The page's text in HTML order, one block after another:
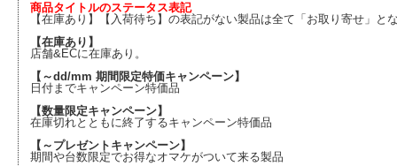
商品タイトルのステータス表記
【在庫あり】【入荷待ち】の表記がない製品は全て「お取り寄せ」と
【在庫あり】
店舗&ECに在庫あり。
【～dd/mm 期間限定特価キャンペーン】
日付までキャンペーン特価品
【数量限定キャンペーン】
在庫切れとともに終了するキャンペーン特価品
【～プレゼントキャンペーン】
期間や台数限定でお得なオマケがついて来る製品